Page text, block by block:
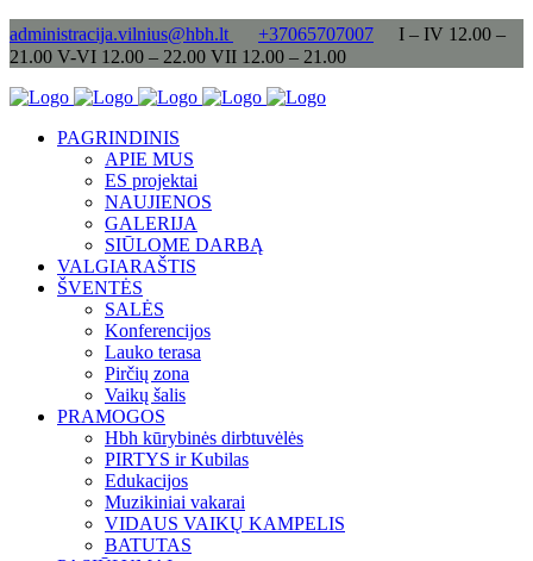
administracija.vilnius@hbh.lt +37065707007
I – IV 12.00 –
21.00 V-VI 12.00 – 22.00 VII 12.00 – 21.00
PAGRINDINIS
APIE MUS
ES projektai
NAUJIENOS
GALERIJA
SIŪLOME DARBĄ
VALGIARAŠTIS
ŠVENTĖS
SALĖS
Konferencijos
Lauko terasa
Pirčių zona
Vaikų šalis
PRAMOGOS
Hbh kūrybinės dirbtuvėlės
PIRTYS ir Kubilas
Edukacijos
Muzikiniai vakarai
VIDAUS VAIKŲ KAMPELIS
BATUTAS